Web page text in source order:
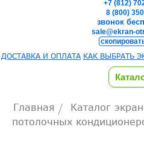
+7 (812)
8 (800)
звонок
sale@ekran-
ДОСТАВКА И ОПЛАТА КАК ВЫБРАТЬ
Главная / Каталог
потолочных